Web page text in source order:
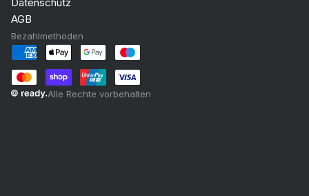
AGB
Bezahlmethoden
Alle Rechte vorbehalten